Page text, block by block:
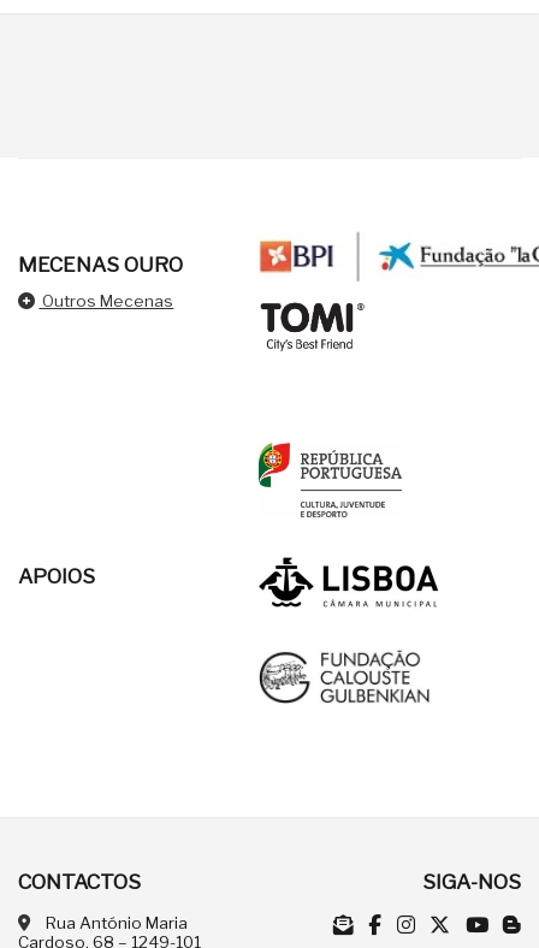
MECENAS OURO
Outros Mecenas
APOIOS
CONTACTOS
Rua António Maria
Cardoso, 68 – 1249-101
SIGA-NOS